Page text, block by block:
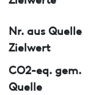
Nr. aus Quelle
Zielwert
CO2-eq. gem.
Quelle